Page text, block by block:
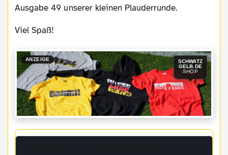
Ausgabe 49 unserer kleinen Plauderrunde.
Viel Spaß!
ANZEIGE
SCHWATZ
GELB.DE
SHOP